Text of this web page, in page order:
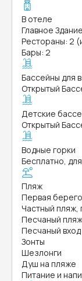
В отеле
Главное
Рестораны: 2
Бары: 2
Бассейны для
Открытый
Детские
Открытый
Водные горки
Бесплатно,
Пляж
Первая
Частный пляж,
Песчаный пляж
Песчаный
Зонты
Шезлонги
Душ на пляже
Питание и